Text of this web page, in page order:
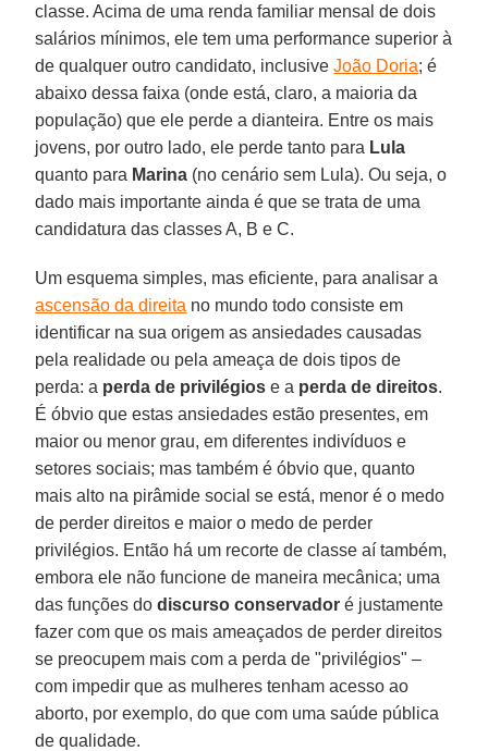
classe. Acima de uma renda familiar mensal de dois
salários mínimos, ele tem uma performance superior à
de qualquer outro candidato, inclusiveJoão Doria; é
abaixo dessa faixa (onde está, claro, a maioria da
população) que ele perde a dianteira. Entre os mais
jovens, por outro lado, ele perde tanto para Lula
quanto para Marina (no cenário sem Lula). Ou seja, o
dado mais importante ainda é que se trata de uma
candidatura das classes A, B e C.
Um esquema simples, mas eficiente, para analisar a
ascensão da direita no mundo todo consiste em
identificar na sua origem as ansiedades causadas
pela realidade ou pela ameaça de dois tipos de
perda: a perda de privilégios e a perda de direitos.
É óbvio que estas ansiedades estão presentes, em
maior ou menor grau, em diferentes indivíduos e
setores sociais; mas também é óbvio que, quanto
mais alto na pirâmide social se está, menor é o medo
de perder direitos e maior o medo de perder
privilégios. Então há um recorte de classe aí também,
embora ele não funcione de maneira mecânica; uma
das funções dodiscurso conservador é justamente
fazer com que os mais ameaçados de perder direitos
se preocupem mais com a perda de "privilégios" –
com impedir que as mulheres tenham acesso ao
aborto, por exemplo, do que com uma saúde pública
de qualidade.